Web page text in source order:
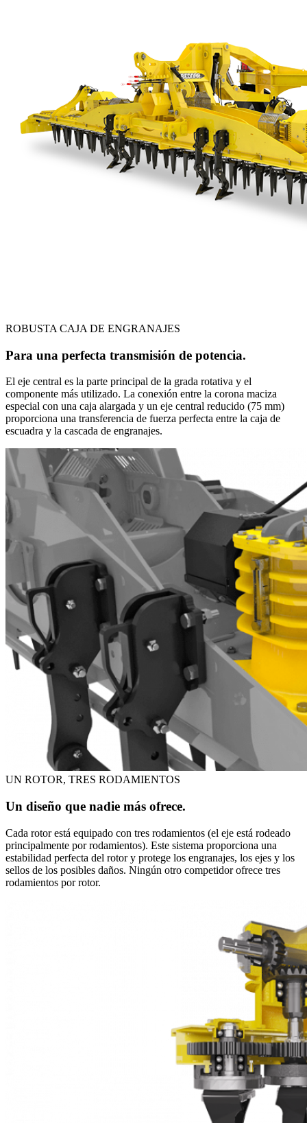
ROBUSTA CAJA DE ENGRANAJES
Para una perfecta transmisión de potencia.
El eje central es la parte principal de la grada rotativa y el
componente más utilizado. La conexión entre la corona maciza
especial con una caja alargada y un eje central reducido (75 mm)
proporciona una transferencia de fuerza perfecta entre la caja de
escuadra y la cascada de engranajes.
UN ROTOR, TRES RODAMIENTOS
Un diseño que nadie más ofrece.
Cada rotor está equipado con tres rodamientos (el eje está rodeado
principalmente por rodamientos). Este sistema proporciona una
estabilidad perfecta del rotor y protege los engranajes, los ejes y los
sellos de los posibles daños. Ningún otro competidor ofrece tres
rodamientos por rotor.